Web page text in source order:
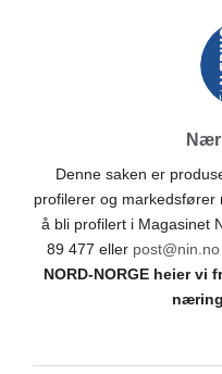
Denne saken er
profilerer og
å bli profilert i Magasinet
89 477 eller post@nin.no
NORD-NORGE heier vi